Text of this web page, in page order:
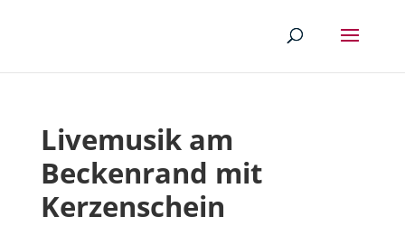
Livemusik am
Beckenrand mit
Kerzenschein